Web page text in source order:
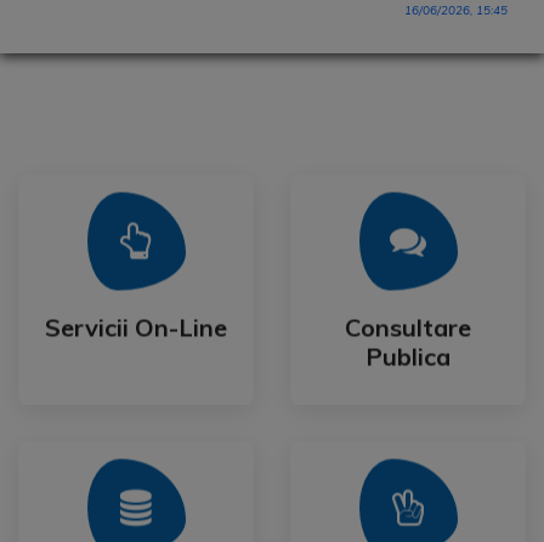
16/06/2026, 15:45
Servicii On-Line
Servicii On-Line
Mai Mult
Consultare
Publica
Consultare
Publica
Mai Mult
Mai Mult Mai Mult